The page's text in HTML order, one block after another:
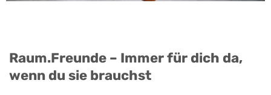
Raum.Freunde – Immer für dich da,
wenn du sie brauchst